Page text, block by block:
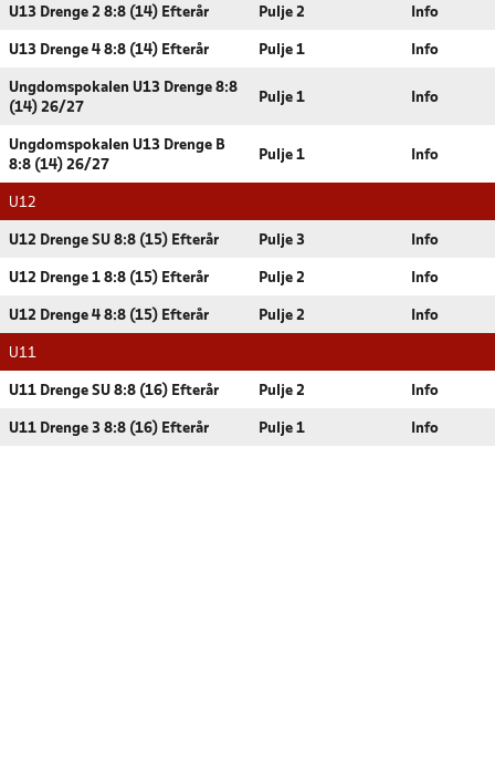
U13 Drenge 2 8:8 (14) Efterår Pulje 2 Info
U13 Drenge 4 8:8 (14) Efterår Pulje 1 Info
Ungdomspokalen U13 Drenge 8:8
(14) 26/27
Pulje 1 Info
Ungdomspokalen U13 Drenge B
8:8 (14) 26/27
Pulje 1 Info
U12
U12 Drenge SU 8:8 (15) Efterår Pulje 3 Info
U12 Drenge 1 8:8 (15) Efterår Pulje 2 Info
U12 Drenge 4 8:8 (15) Efterår Pulje 2 Info
U11
U11 Drenge SU 8:8 (16) Efterår Pulje 2 Info
U11 Drenge 3 8:8 (16) Efterår Pulje 1 Info